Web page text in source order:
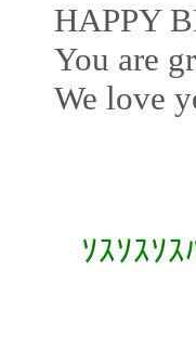
HAPPY
You are
We love
ｿｽｿｽｿ